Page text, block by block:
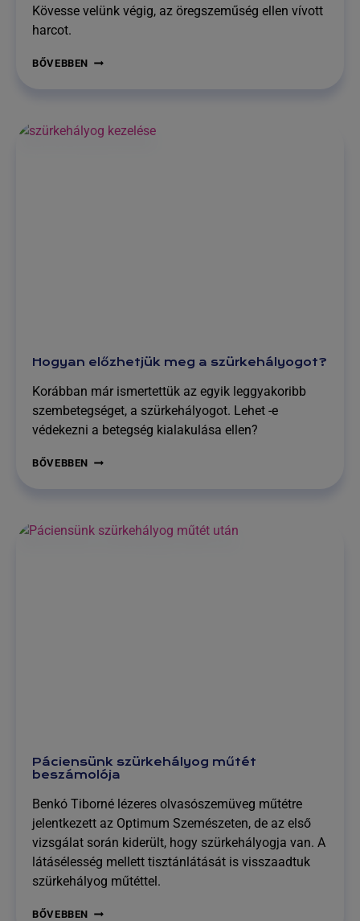
Kövesse velünk végig, az öregszeműség ellen vívott
harcot.
BŐVEBBEN DOBJUK
–
Hogyan előzhetjük meg a szürkehályogot?
Korábban már ismertettük az egyik leggyakoribb
szembetegséget, a szürkehályogot. Lehet -e
védekezni a betegség kialakulása ellen?
BŐVEBBEN HOGYAN
SZÜRKEHÁLYOGOT?
Páciensünk szürkehályog műtét
beszámolója
Benkó Tiborné lézeres olvasószemüveg műtétre
jelentkezett az Optimum Szemészeten, de az első
vizsgálat során kiderült, hogy szürkehályogja van. A
látásélesség mellett tisztánlátását is visszaadtuk
szürkehályog műtéttel.
BŐVEBBEN PÁCIENSÜNK